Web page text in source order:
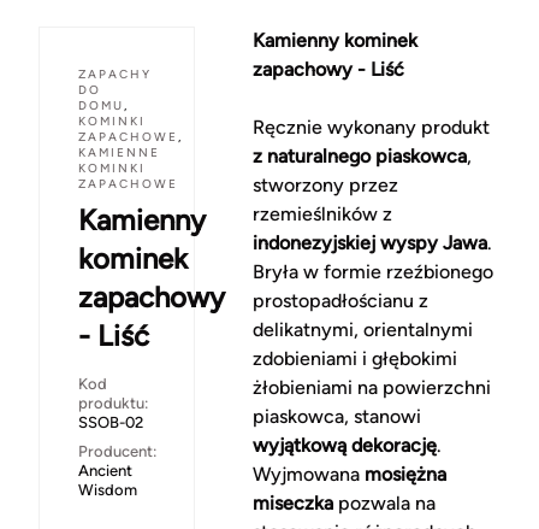
ZAPACHY
DO
DOMU,
KOMINKI
ZAPACHOWE ,
KAMIENNE
KOMINKI
ZAPACHOWE
Kamienny
kominek
zapachowy
- Liść
Kod
produktu:
SSOB-02
Producent:
Ancient
Wisdom
Kamienny kominek
zapachowy - Liść
Ręcznie wykonany produkt
z naturalnego piaskowca,
stworzony przez
rzemieślników z
indonezyjskiej wyspy Jawa.
Bryła w formie rzeźbionego
prostopadłościanu z
delikatnymi, orientalnymi
zdobieniami i głębokimi
żłobieniami na powierzchni
piaskowca, stanowi
wyjątkową dekorację.
Wyjmowana mosiężna
miseczkapozwala na